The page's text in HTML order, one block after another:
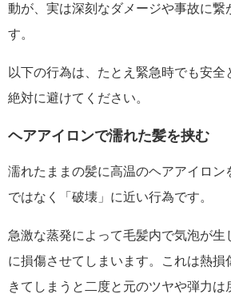
動が、実は深刻なダメージや事故に繋
す。
以下の行為は、たとえ緊急時でも安全
絶対に避けてください。
ヘアアイロンで濡れた髪を挟む
濡れたままの髪に高温のヘアアイロン
ではなく「破壊」に近い行為です。
急激な蒸発によって毛髪内で気泡が生
に損傷させてしまいます。これは熱損
きてしまうと二度と元のツヤや弾力は